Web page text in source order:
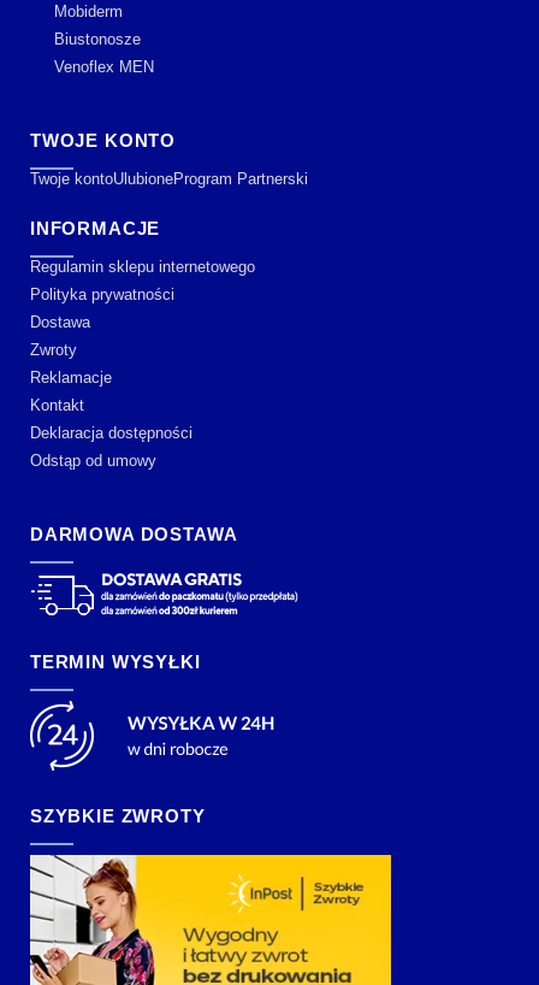
Mobiderm
Biustonosze
Venoflex MEN
TWOJE KONTO
Twoje kontoUlubioneProgram Partnerski
INFORMACJE
Regulamin sklepu internetowego
Polityka prywatności
Dostawa
Zwroty
Reklamacje
Kontakt
Deklaracja dostępności
Odstąp od umowy
DARMOWA DOSTAWA
TERMIN WYSYŁKI
SZYBKIE ZWROTY